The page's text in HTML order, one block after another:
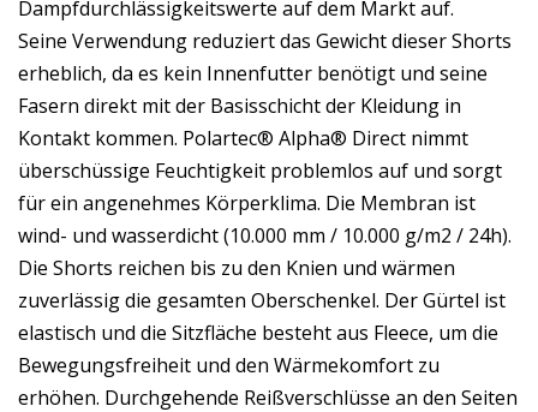
Dampfdurchlässigkeitswerte auf dem Markt auf.
Seine Verwendung reduziert das Gewicht dieser Shorts
erheblich, da es kein Innenfutter benötigt und seine
Fasern direkt mit der Basisschicht der Kleidung in
Kontakt kommen. Polartec® Alpha® Direct nimmt
überschüssige Feuchtigkeit problemlos auf und sorgt
für ein angenehmes Körperklima. Die Membran ist
wind- und wasserdicht (10.000 mm / 10.000 g/m2 / 24h).
Die Shorts reichen bis zu den Knien und wärmen
zuverlässig die gesamten Oberschenkel. Der Gürtel ist
elastisch und die Sitzfläche besteht aus Fleece, um die
Bewegungsfreiheit und den Wärmekomfort zu
erhöhen. Durchgehende Reißverschlüsse an den Seiten